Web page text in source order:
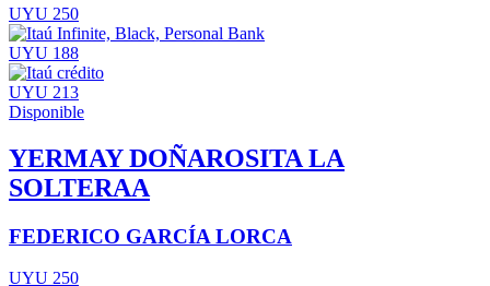
UYU 250
UYU 188
UYU 213
Disponible
YERMAY DOÑAROSITA LA
SOLTERAA
FEDERICO GARCÍA LORCA
UYU 250